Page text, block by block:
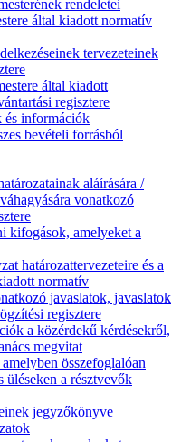
rendeletei
által kiadott normatív
tervezeteinek
által kiadott
regisztere
és információk
bevételi forrásból
aláírására /
vonatkozó
kifogások, amelyeket a
határozattervezeteire és a
normatív
javaslatok, javaslatok
regisztere
a közérdekű kérdésekről,
megvitat
összefoglalóan
a résztvevők
jegyzőkönyve